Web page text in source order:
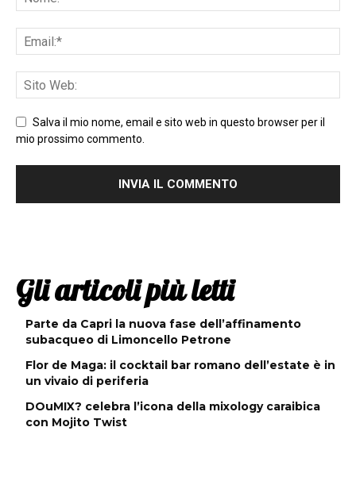
Salva il mio nome, email e sito web in questo browser per il
mio prossimo commento.
Gli articoli più letti
Parte da Capri la nuova fase dell’affinamento
subacqueo di Limoncello Petrone
Flor de Maga: il cocktail bar romano dell’estate è in
un vivaio di periferia
DOuMIX? celebra l’icona della mixology caraibica
con Mojito Twist